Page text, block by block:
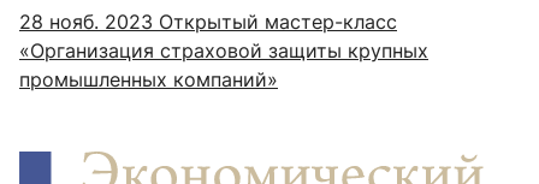
28 нояб. 2023 Открытый мастер-класс
«Организация страховой защиты крупных
промышленных компаний»